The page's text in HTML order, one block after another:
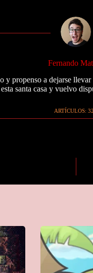
Fernando
propenso a dejarse
esta santa casa y vuelvo
ARTÍCULOS: